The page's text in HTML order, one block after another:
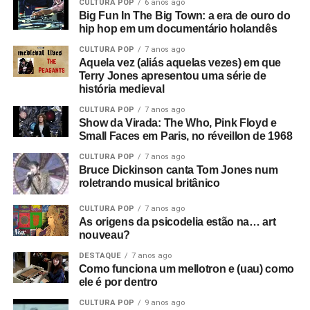
era apresentador de talk shows na TV)
como: “Eles serão obrigados a trabalhar como nunca
trabalharam antes”, e isso leva a uma montagem de
anúncios e cenas de ruas do centro de Manchester. Este
é o consumismo – o novo fascismo! Nesse ponto, era
algo local, mas dava a sensação de que algo muito ruim
estava acontecendo e que se tornaria maior.
Então você tem essa coisa de lei e ordem, esse fascismo
corporativo, e aí eu corto para a banda na sala de ensaio.
Parece ótimo, bem underground. Sabe, underground no
sentido político, tipo a resistência francesa. Mas esse era
tudo isso lá fora.
Eles eram simplesmente poderosos demais. Eu sabia
que eles iam bombar. Não havia motivo para pensar isso,
na verdade, só tinha umas dez pessoas no Factory Club.
CULTURA POP 6 anos ago
Big Fun In The Big Town: a era de ouro do
hip hop em um documentário holandês
CULTURA POP 7 anos ago
Aquela vez (aliás aquelas vezes) em que
Terry Jones apresentou uma série de
história medieval
CULTURA POP 7 anos ago
Show da Virada: The Who, Pink Floyd e
Small Faces em Paris, no réveillon de 1968
CULTURA POP 7 anos ago
Bruce Dickinson canta Tom Jones num
roletrando musical britânico
CULTURA POP 7 anos ago
As origens da psicodelia estão na… art
nouveau?
DESTAQUE 7 anos ago
Como funciona um mellotron e (uau) como
ele é por dentro
CULTURA POP 9 anos ago